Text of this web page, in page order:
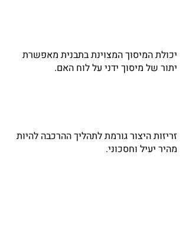
יכולת המיסוך המצוינת בתבנית מאפשרת
יתור של מיסוך ידני על לוח האם.
זריזות היצור גורמת לתהליך ההרכבה להיות
מהיר יעיל וחסכוני.